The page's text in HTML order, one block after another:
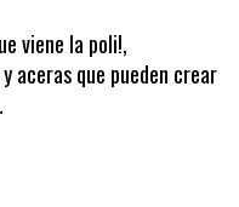
viene la poli!,
aceras que pueden crear